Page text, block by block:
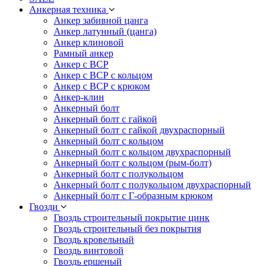
Анкерная техника
Анкер забивной цанга
Анкер латунный (цанга)
Анкер клиновой
Рамный анкер
Анкер с ВСР
Анкер с ВСР с кольцом
Анкер с ВСР с крюком
Анкер-клин
Анкерный болт
Анкерный болт с гайкой
Анкерный болт с гайкой двухраспорный
Анкерный болт с кольцом
Анкерный болт с кольцом двухраспорный
Анкерный болт с кольцом (рым-болт)
Анкерный болт с полукольцом
Анкерный болт с полукольцом двухраспорный
Анкерный болт с Г-образным крюком
Гвозди
Гвоздь строительный покрытие цинк
Гвоздь строительный без покрытия
Гвоздь кровельный
Гвоздь винтовой
Гвоздь ершеный